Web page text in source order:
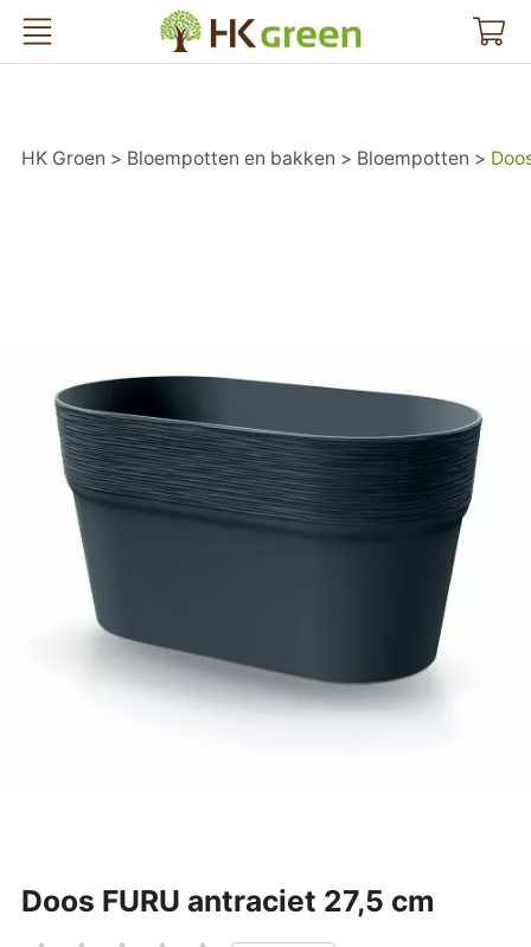
HK Groen
HK Groen Bloempotten en bakken Bloempotten
Doos FURU antraciet 27,5 cm